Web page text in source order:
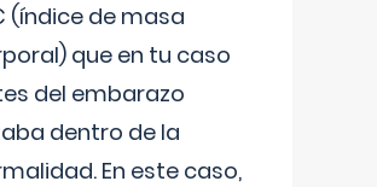
(índice de masa
que en tu caso
del embarazo
dentro de la
En este caso,